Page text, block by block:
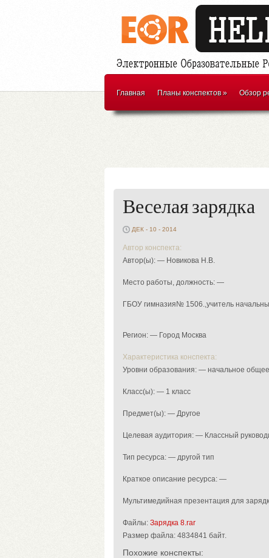
Главная Планы конспектов» Обзор
Веселая зарядка
ДЕК - 10 - 2014
Автор конспекта:
Автор(ы): — Новикова Н.В.
Место работы, должность: —
ГБОУ гимназия№ 1506.,учитель
Регион: — Город Москва
Характеристика конспекта:
Уровни образования: — начальное
Класс(ы): — 1 класс
Предмет(ы): — Другое
Целевая аудитория: — Классный
Тип ресурса: — другой тип
Краткое описание ресурса: —
Мультимедийная презентация для
Файлы: Зарядка 8.rar
Размер файла: 4834841 байт.
Похожие конспекты: